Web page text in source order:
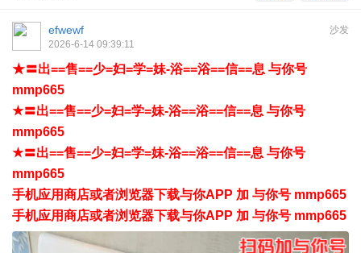
沙发
efwewf
2026-6-14 09:39:11
★〓出==售==少=妇=学=妹-浴==浴==信==息 与你号
mmp665
★〓出==售==少=妇=学=妹-浴==浴==信==息 与你号
mmp665
★〓出==售==少=妇=学=妹-浴==浴==信==息 与你号
mmp665
手机应用商店或者浏览器下载与你APP 加 与你号 mmp665
手机应用商店或者浏览器下载与你APP 加 与你号 mmp665